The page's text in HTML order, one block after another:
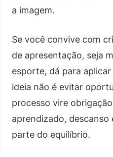
a imagem.
Se você convive com
de apresentação, seja
esporte, dá para
ideia não é evitar
processo vire
aprendizado, descanso
parte do equilíbrio.